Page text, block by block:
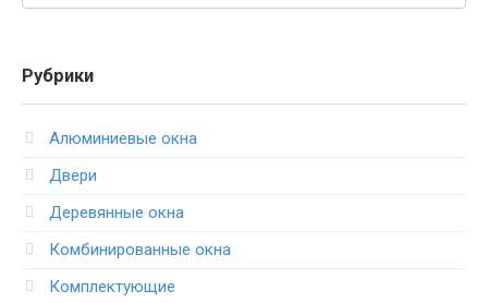
Рубрики
Алюминиевые окна
Двери
Деревянные окна
Комбинированные окна
Комплектующие